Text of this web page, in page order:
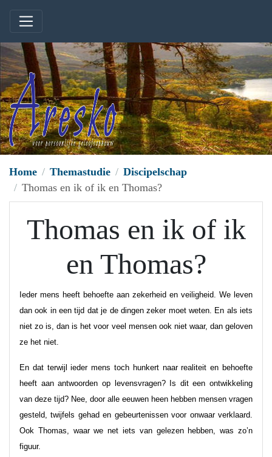
Home Themastudie
Discipelschap
Thomas en ik of ik en Thomas?
Thomas en ik of ik
en Thomas?
Ieder mens heeft behoefte aan zekerheid en veiligheid. We leven
dan ook in een tijd dat je de dingen zeker moet weten. En als iets
niet zo is, dan is het voor veel mensen ook niet waar, dan geloven
ze het niet.
En dat terwijl ieder mens toch hunkert naar realiteit en behoefte
heeft aan antwoorden op levensvragen? Is dit een ontwikkeling
van deze tijd? Nee, door alle eeuwen heen hebben mensen vragen
gesteld, twijfels gehad en gebeurtenissen voor onwaar verklaard.
Ook Thomas, waar we net iets van gelezen hebben, was zo’n
figuur.